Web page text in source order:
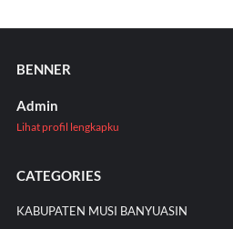
BENNER
Admin
Lihat profil lengkapku
CATEGORIES
KABUPATEN MUSI BANYUASIN